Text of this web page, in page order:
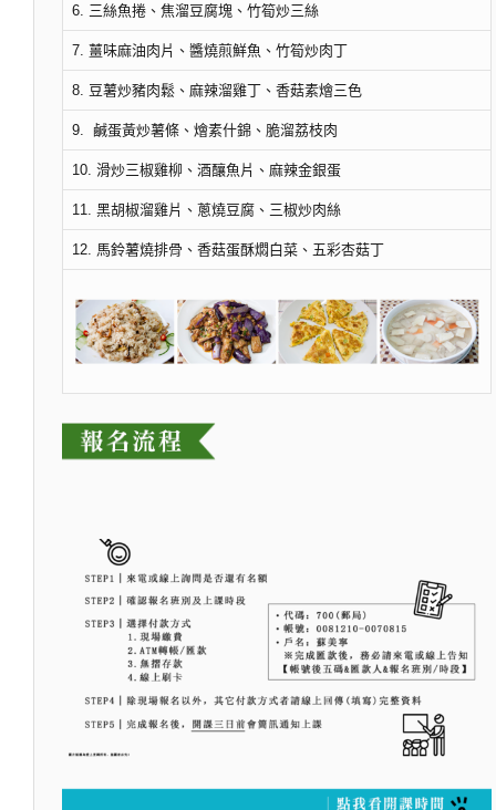
6. 三絲魚捲、焦溜豆腐塊、竹筍炒三絲
7. 薑味麻油肉片、醬燒煎鮮魚、竹筍炒肉丁
8. 豆薯炒豬肉鬆、麻辣溜雞丁、香菇素燴三色
9. 鹹蛋黃炒薯條、燴素什錦、脆溜荔枝肉
10. 滑炒三椒雞柳、酒釀魚片、麻辣金銀蛋
11. 黑胡椒溜雞片、蔥燒豆腐、三椒炒肉絲
12. 馬鈴薯燒排骨、香菇蛋酥燜白菜、五彩杏菇丁